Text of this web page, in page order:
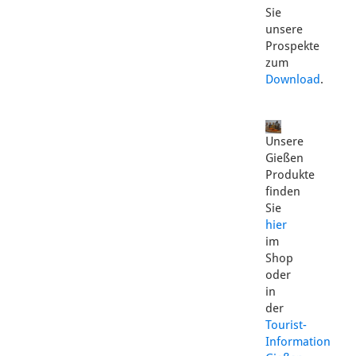
Sie
unsere
Prospekte
zum
Download.
Unsere
Gießen
Produkte
finden
Sie
hier
im
Shop
oder
in
der
Tourist-
Information